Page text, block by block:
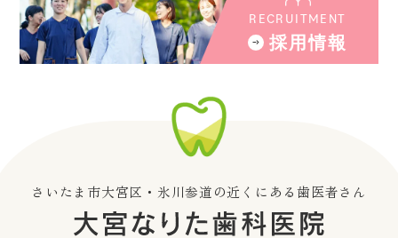
RECRUITMENT
採用情報
さいたま市大宮区・氷川参道の近くにある歯医者さん